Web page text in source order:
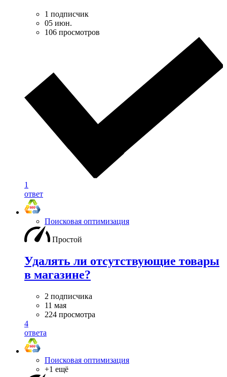
1 подписчик
05 июн.
106 просмотров
1
ответ
Поисковая оптимизация
Простой
Удалять ли отсутствующие товары
в магазине?
2 подписчика
11 мая
224 просмотра
4
ответа
Поисковая оптимизация
+1 ещё